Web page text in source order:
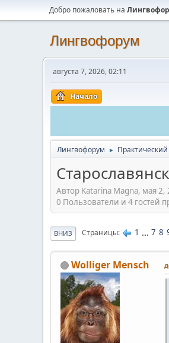
Добро пожаловать на
Лингвофорум
августа 7, 2026, 02:11
Начало
Лингвофорум ►
Автор Katarina Magna, мая 2,
0 Пользователи и 4 гостей
ВНИЗ Страницы 1 ... 7 8
Wolliger Mensch